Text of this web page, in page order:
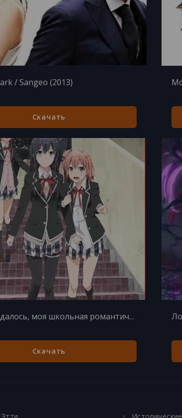
/ Sangeo (2013)
Скачать
Как и ожидалось, моя школьная романтическая жизнь не удалась 2 сезон 13 серий из 13
Скачать